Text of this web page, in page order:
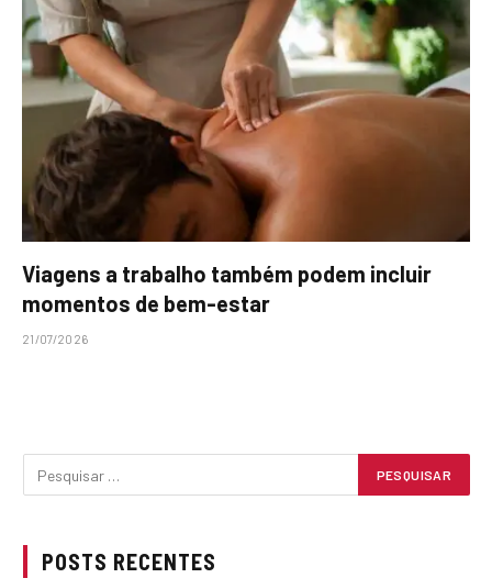
Viagens a trabalho também podem incluir
momentos de bem-estar
21/07/2026
POSTS RECENTES